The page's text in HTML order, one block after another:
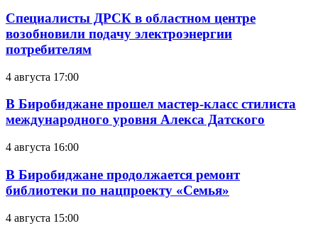
Специалисты ДРСК в областном центре
возобновили подачу электроэнергии
потребителям
4 августа 17:00
В Биробиджане прошел мастер-класс стилиста
международного уровня Алекса Датского
4 августа 16:00
В Биробиджане продолжается ремонт
библиотеки по нацпроекту «Семья»
4 августа 15:00